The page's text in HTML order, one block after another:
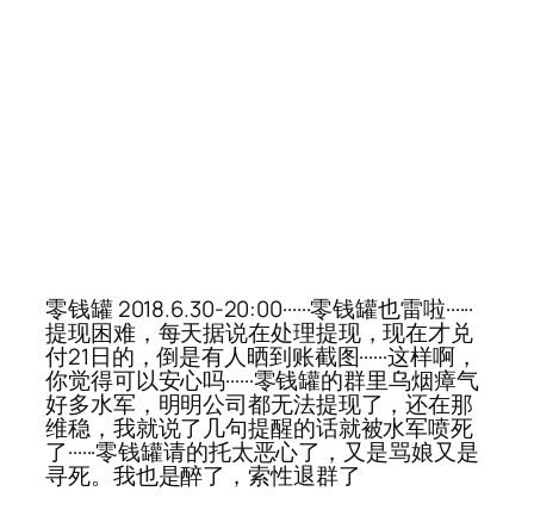
零钱罐 2018.6.30-20:00······零钱罐也雷啦······
提现困难，每天据说在处理提现，现在才兑
付21日的，倒是有人晒到账截图······这样啊，
你觉得可以安心吗······零钱罐的群里乌烟瘴气
好多水军，明明公司都无法提现了，还在那
维稳，我就说了几句提醒的话就被水军喷死
了······零钱罐请的托太恶心了，又是骂娘又是
寻死。我也是醉了，索性退群了